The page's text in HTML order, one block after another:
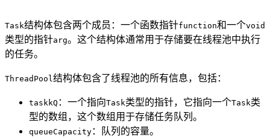
Task结构体包含两个成员：一个函数指针function和一个void
类型的指针arg。这个结构体通常用于存储要在线程池中执行
的任务。
ThreadPool 结构体包含了线程池的所有信息，包括：
taskkQ ：一个指向Task类型的指针，它指向一个Task类
型的数组，这个数组用于存储任务队列。
queueCapacity ：队列的容量。